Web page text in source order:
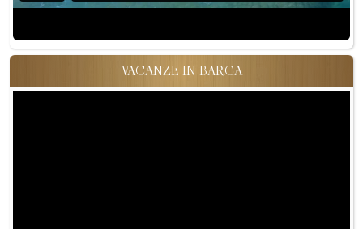
VACANZE IN BARCA